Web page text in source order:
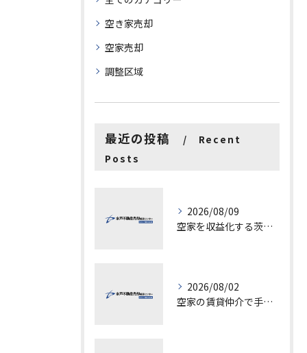
空き家売却
空家売却
調整区域
最近の投稿
Recent
Posts
2026/08/09
空家を収益化する茨城県水戸市古河市での具体的ステップと成功ポイント
2026/08/02
空家の賃貸仲介で手数料と上限を徹底解説し200万円物件の注意点も紹介